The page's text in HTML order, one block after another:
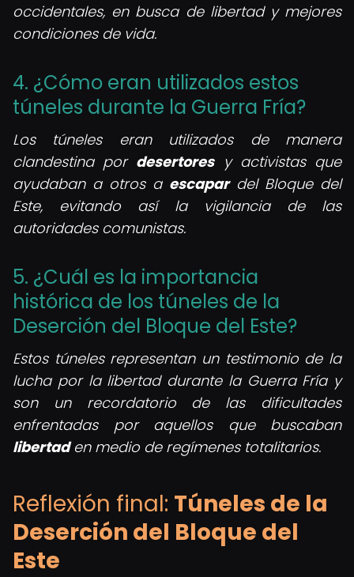
occidentales, en busca de libertad y mejores
condiciones de vida.
4. ¿Cómo eran utilizados estos
túneles durante la Guerra Fría?
Los túneles eran utilizados de manera
clandestina por desertoresy activistas que
ayudaban a otros a escapardel Bloque del
Este, evitando así la vigilancia de las
autoridades comunistas.
5. ¿Cuál es la importancia
histórica de los túneles de la
Deserción del Bloque del Este?
Estos túneles representan un testimonio de la
lucha por la libertad durante la Guerra Fría y
son un recordatorio de las dificultades
enfrentadas por aquellos que buscaban
libertaden medio de regímenes totalitarios.
Reflexión final: Túneles de la
Deserción del Bloque del
Este